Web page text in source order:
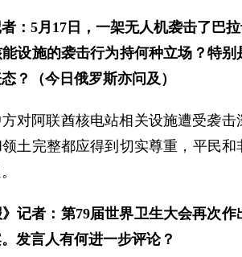
：5月17日，一架无人机袭击了巴
设施的袭击行为持何种立场？特
？（今日俄罗斯亦问及）
对阿联酋核电站相关设施遭受袭
土完整都应得到切实尊重，平民
》记者：第79届世界卫生大会再次
发言人有何进一步评论？